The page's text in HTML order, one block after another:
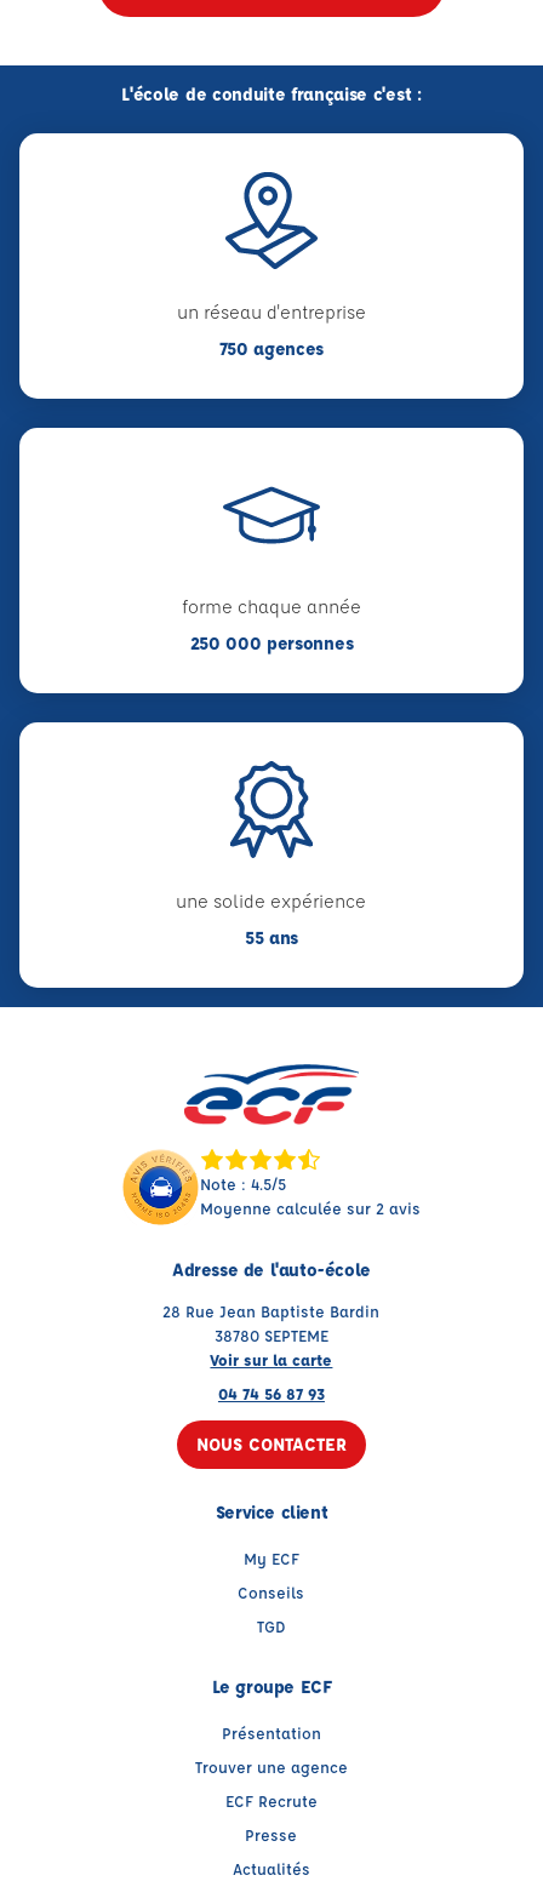
L'école de conduite française c'est :
un réseau d'entreprise
750 agences
forme chaque année
250 000 personnes
une solide expérience
55 ans
Note : 4.5/5
Moyenne calculée sur 2 avis
Adresse de l'auto-école
28 Rue Jean Baptiste Bardin
38780 SEPTEME
Voir sur la carte
04 74 56 87 93
NOUS CONTACTER
Service client
My ECF
Conseils
TGD
Le groupe ECF
Présentation
Trouver une agence
ECF Recrute
Presse
Actualités